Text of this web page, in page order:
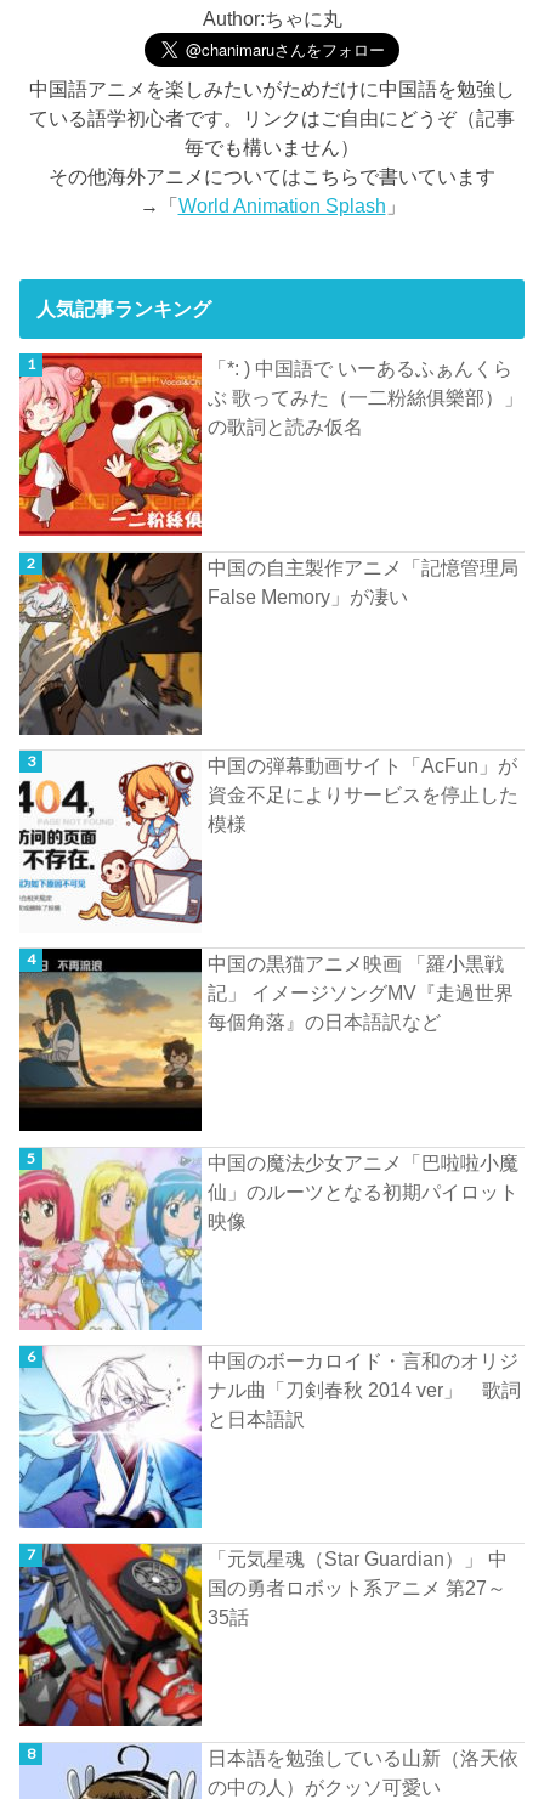
Author:ちゃに丸
中国語アニメを楽しみたいがためだけに中国語を勉強し
ている語学初心者です。リンクはご自由にどうぞ（記事
毎でも構いません）
その他海外アニメについてはこちらで書いています
→「World Animation Splash 」
人気記事ランキング
「*: ) 中国語で いーあるふぁんくら
ぶ 歌ってみた（一二粉絲俱樂部）」
の歌詞と読み仮名
中国の自主製作アニメ「記憶管理局
False Memory」が凄い
中国の弾幕動画サイト「AcFun」が
資金不足によりサービスを停止した
模様
中国の黒猫アニメ映画 「羅小黒戦
記」 イメージソングMV『走過世界
每個角落』の日本語訳など
中国の魔法少女アニメ「巴啦啦小魔
仙」のルーツとなる初期パイロット
映像
中国のボーカロイド・言和のオリジ
ナル曲「刀剣春秋 2014 ver」 歌詞
と日本語訳
「元気星魂（Star Guardian）」 中
国の勇者ロボット系アニメ 第27～
35話
日本語を勉強している山新（洛天依
の中の人）がクッソ可愛い